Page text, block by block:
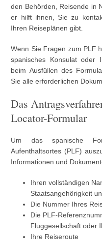
den Behörden, Reisende in
er hilft ihnen, Sie zu
Ihren Reiseplänen gibt.
Wenn Sie Fragen zum PLF
spanisches Konsulat oder
beim Ausfüllen des
Sie alle erforderlichen
Das
Locator-Formular
Um das spanische
Aufenthaltsortes (PLF)
Informationen und
Ihren vollständigen
Staatsangehörigkeit
Die Nummer Ihres
Die PLF-
Fluggesellschaft oder
Ihre Reiseroute